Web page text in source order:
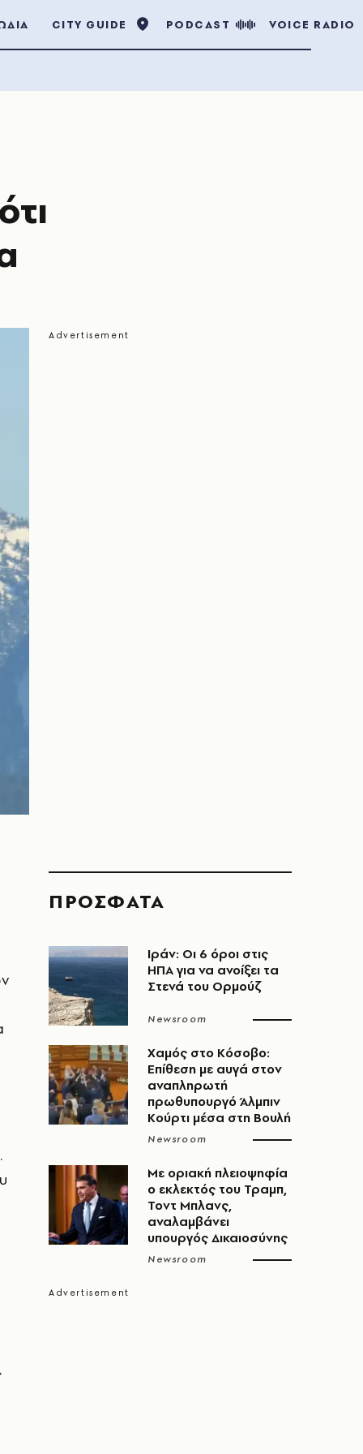
CITY GUIDE PODCAST VOICE RADIO
ΠΡΟΣΦΑΤΑ
Ιράν: Οι 6 όροι στις
ΗΠΑ για να ανοίξει τα
Στενά του Ορμούζ
Newsroom
Χαμός στο Κόσοβο:
Επίθεση με αυγά στον
αναπληρωτή
πρωθυπουργό Άλμπιν
Κούρτι μέσα στη Βουλή
Newsroom
Με οριακή πλειοψηφία
ο εκλεκτός του Τραμπ,
Τοντ Μπλανς,
αναλαμβάνει
υπουργός Δικαιοσύνης
Newsroom